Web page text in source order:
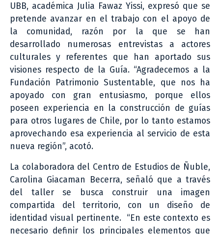
UBB, académica Julia Fawaz Yissi, expresó que se
pretende avanzar en el trabajo con el apoyo de
la comunidad, razón por la que se han
desarrollado numerosas entrevistas a actores
culturales y referentes que han aportado sus
visiones respecto de la Guía. “Agradecemos a la
Fundación Patrimonio Sustentable, que nos ha
apoyado con gran entusiasmo, porque ellos
poseen experiencia en la construcción de guías
para otros lugares de Chile, por lo tanto estamos
aprovechando esa experiencia al servicio de esta
nueva región”, acotó.
La colaboradora del Centro de Estudios de Ñuble,
Carolina Giacaman Becerra, señaló que a través
del taller se busca construir una imagen
compartida del territorio, con un diseño de
identidad visual pertinente. “En este contexto es
necesario definir los principales elementos que